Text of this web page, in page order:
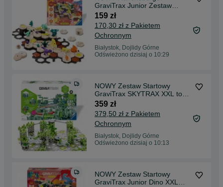
GraviTrax Junior Zestaw
Startowy Dino L ORYGINAŁ
159 zł
170,30 zł z Pakietem
Ochronnym
Białystok, Dojlidy Górne
Odświeżono dzisiaj o 10:29
NOWY Zestaw Startowy
GraviTrax SKYTRAX XXL tor
kulkowy Ravensburger
359 zł
379,50 zł z Pakietem
Ochronnym
Białystok, Dojlidy Górne
Odświeżono dzisiaj o 10:13
NOWY Zestaw Startowy
GraviTrax Junior Dino XXL